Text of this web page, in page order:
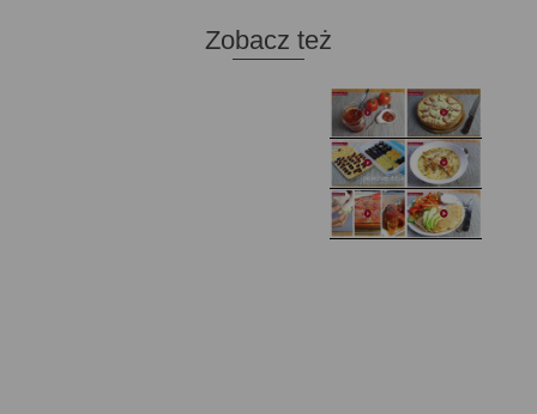
Zobacz też
Domowy ketchup (bez
cukru)
Tarta francuska z
cebulą i pomidorem
Domowe żelki
Zupa kurkowa z
selerem i pietruszką